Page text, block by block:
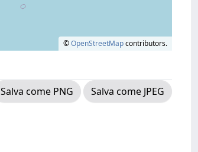
©OpenStreetMapcontributors.
Salva come PNG
Salva come JPEG